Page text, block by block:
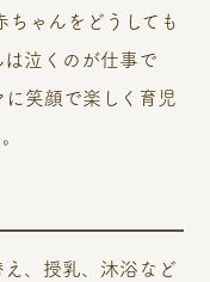
ちゃんをどうしても
泣くのが仕事で
に笑顔で楽しく育児
、授乳、沐浴など